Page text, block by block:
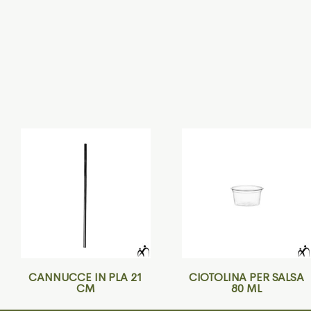
CANNUCCE IN PLA 21
CM
CIOTOLINA PER SALSA
80 ML